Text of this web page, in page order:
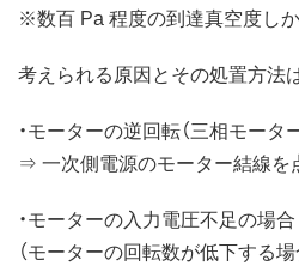
※数百 Pa 程度の到達真空度しか
考えられる原因とその処置方法
・モーターの逆回転（三相モータ
⇒ 一次側電源のモーター結線を
・モーターの入力電圧不足の場合
（モーターの回転数が低下する場